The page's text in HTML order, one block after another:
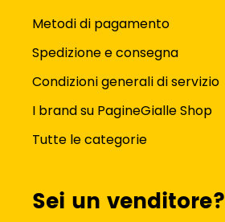
Metodi di pagamento
Spedizione e consegna
Condizioni generali di servizio
I brand su PagineGialle Shop
Tutte le categorie
Sei un venditore?